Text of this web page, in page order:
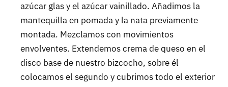
azúcar glas y el azúcar vainillado. Añadimos la
mantequilla en pomada y la nata previamente
montada. Mezclamos con movimientos
envolventes. Extendemos crema de queso en el
disco base de nuestro bizcocho, sobre él
colocamos el segundo y cubrimos todo el exterior